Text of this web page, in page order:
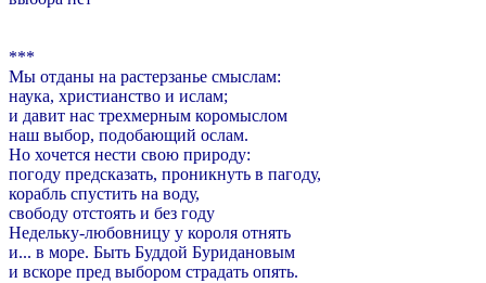
***
Мы отданы на растерзанье смыслам:
наука, христианство и ислам;
и давит нас трехмерным коромыслом
наш выбор, подобающий ослам.
Но хочется нести свою природу:
погоду предсказать, проникнуть в пагоду,
корабль спустить на воду,
свободу отстоять и без году
Недельку-любовницу у короля отнять
и... в море. Быть Буддой Буридановым
и вскоре пред выбором страдать опять.